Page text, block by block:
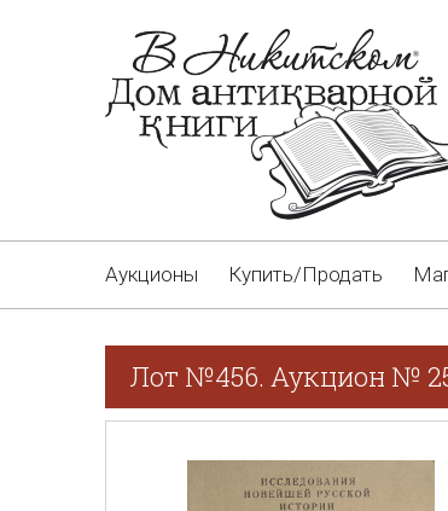
Аукционы Купить/Продать
Лот №456. Аукцион №